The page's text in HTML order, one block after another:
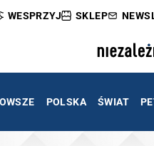
WESPRZYJ SKLEP
POLSKA ŚWIAT